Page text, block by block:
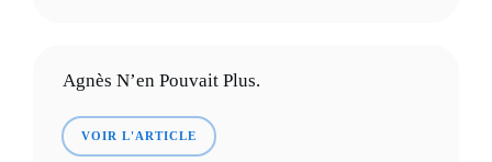
Agnès N’en Pouvait Plus.
VOIR L'ARTICLE